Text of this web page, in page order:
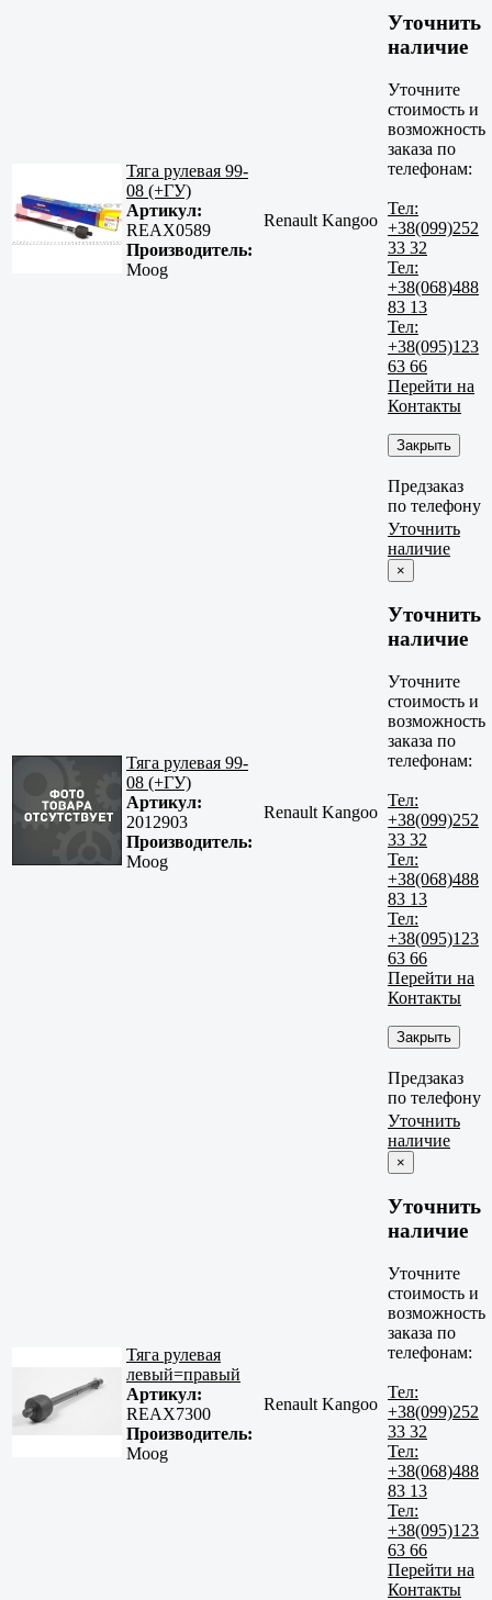
Тяга рулевая 99-
08 (+ГУ)
Артикул:
REAX0589
Производитель:
Moog
Renault Kangoo
Уточнить
наличие
Уточните
стоимость и
возможность
заказа по
телефонам:
Тел:
+38(099)252
33 32
Тел:
+38(068)488
83 13
Тел:
+38(095)123
63 66
Перейти на
Контакты
Закрыть
Предзаказ
по телефону
Тяга рулевая 99-
08 (+ГУ)
Артикул:
2012903
Производитель:
Moog
Renault Kangoo
Уточнить
наличие
×
Уточнить
наличие
Уточните
стоимость и
возможность
заказа по
телефонам:
Тел:
+38(099)252
33 32
Тел:
+38(068)488
83 13
Тел:
+38(095)123
63 66
Перейти на
Контакты
Закрыть
Предзаказ
по телефону
Тяга рулевая
левый=правый
Артикул:
REAX7300
Производитель:
Moog
Renault Kangoo
Уточнить
наличие
×
Уточнить
наличие
Уточните
стоимость и
возможность
заказа по
телефонам:
Тел:
+38(099)252
33 32
Тел:
+38(068)488
83 13
Тел:
+38(095)123
63 66
Перейти на
Контакты